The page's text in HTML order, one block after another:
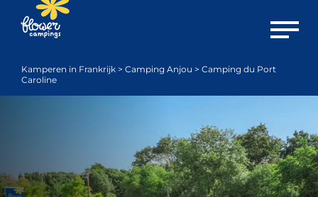
Menu
Kamperen in Frankrijk > Camping Anjou > Camping du Port
Caroline